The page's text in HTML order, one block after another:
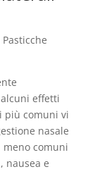
effetti
più comuni vi
nasale
comuni
nausea e